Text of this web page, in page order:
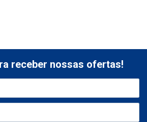
receber nossas ofertas!